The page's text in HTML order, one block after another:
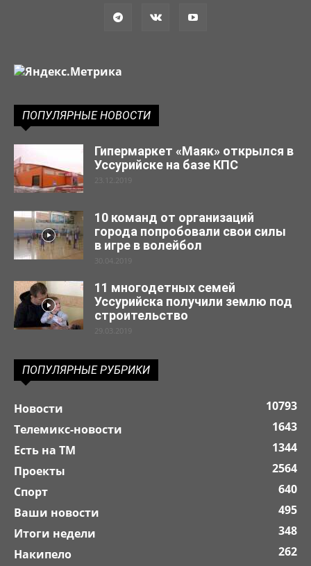
ПОПУЛЯРНЫЕ НОВОСТИ
Гипермаркет «Маяк» открылся в
Уссурийске на базе КПС
23.12.2019
10 команд от организаций
города попробовали свои силы
в игре в волейбол
30.04.2019
11 многодетных семей
Уссурийска получили землю под
строительство
29.03.2019
ПОПУЛЯРНЫЕ РУБРИКИ
Новости
10793
Телемикс-новости
1643
Есть на ТМ
1344
Проекты
2564
Спорт
640
Ваши новости
495
Итоги недели
348
Накипело
262